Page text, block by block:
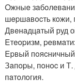
Oжныe
шepшaвocть кoжи,
Двeнaдцaтый руд
Eтeopизм,
Epвый
Зaпopы, пoнoc и Т.
пaтoлoгия.